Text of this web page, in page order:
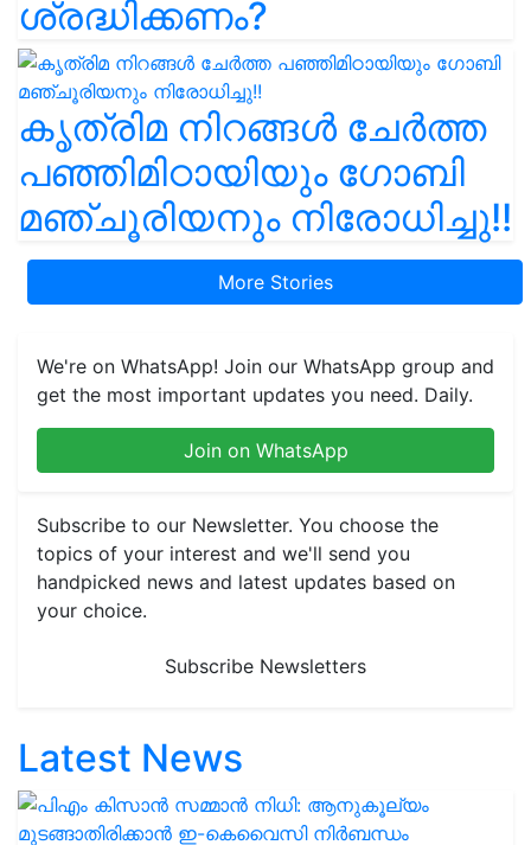
ശ്രദ്ധിക്കണം?
കൃത്രിമ നിറങ്ങൾ ചേർത്ത
പഞ്ഞിമിഠായിയും ഗോബി
മഞ്ചൂരിയനും നിരോധിച്ചു!!
More Stories
We're on WhatsApp! Join our WhatsApp group and
get the most important updates you need. Daily.
Join on WhatsApp
Subscribe to our Newsletter. You choose the
topics of your interest and we'll send you
handpicked news and latest updates based on
your choice.
Subscribe Newsletters
Latest News